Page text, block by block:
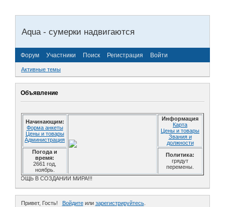
Aqua - сумерки надвигаются
Форум Участники Поиск Регистрация Войти
Активные темы
Объявление
Начинающим:
Форма анкеты
Цены и товары
Администрация
Информация
Карта
Цены и товары
Звания и
должности
Погода и
время:
2661 год,
ноябрь.
Политика:
грядут
перемены.
ПОМОЩЬ В СОЗДАНИИ МИРА!!!
Привет, Гость! Войдитеили зарегистрируйтесь.